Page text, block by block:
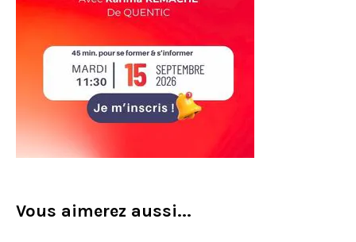
Vous aimerez aussi...